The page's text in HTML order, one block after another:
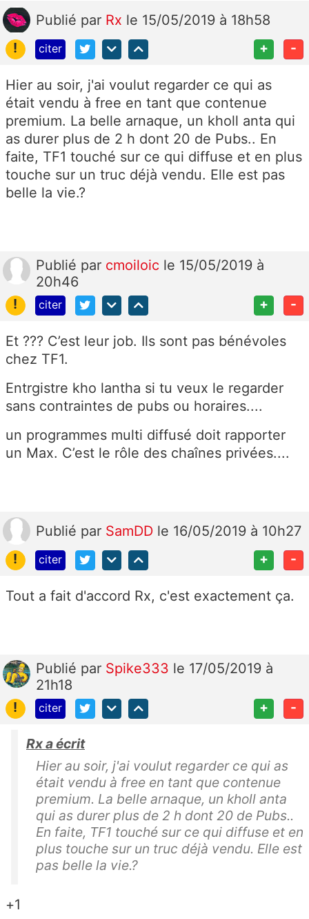
Publié par Rx le 15/05/2019 à 18h58
!
citer + -
Hier au soir, j'ai voulut regarder ce qui as
était vendu à free en tant que contenue
premium. La belle arnaque, un kholl anta qui
as durer plus de 2 h dont 20 de Pubs.. En
faite, TF1 touché sur ce qui diffuse et en plus
touche sur un truc déjà vendu. Elle est pas
belle la vie.?
Publié par cmoiloic le 15/05/2019 à
20h46
!
citer + -
Et ??? C’est leur job. Ils sont pas bénévoles
chez TF1.
Entrgistre kho lantha si tu veux le regarder
sans contraintes de pubs ou horaires....
un programmes multi diffusé doit rapporter
un Max. C’est le rôle des chaînes privées....
Publié par SamDD le 16/05/2019 à 10h27
!
citer + -
Tout a fait d'accord Rx, c'est exactement ça.
Publié par Spike333 le 17/05/2019 à
21h18
!
citer + -
Rx a écrit
Hier au soir, j'ai voulut regarder ce qui as
était vendu à free en tant que contenue
premium. La belle arnaque, un kholl anta
qui as durer plus de 2 h dont 20 de Pubs..
En faite, TF1 touché sur ce qui diffuse et en
plus touche sur un truc déjà vendu. Elle est
pas belle la vie.?
+1